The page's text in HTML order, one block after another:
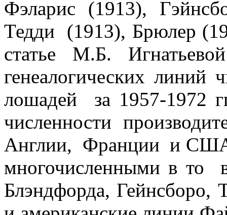
Фэларис (1913),
Тедди (1913), Брюлер
статье М.Б.
генеалогических линий
лошадей за 1957-
численности
Англии, Франции и США
многочисленными в то
Блэндфорда,